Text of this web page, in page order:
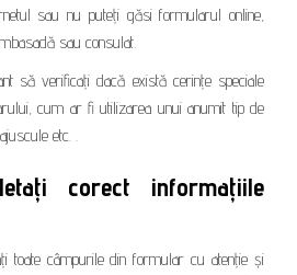
sau nu puteți găsi formularul online,
sau consulat.
să verificați dacă există cerințe speciale
cum ar fi utilizarea unui anumit tip de
etc. .
corect informațiile
toate câmpurile din formular cu atenție și